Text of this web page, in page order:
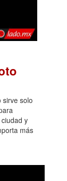
sirve solo
y
más